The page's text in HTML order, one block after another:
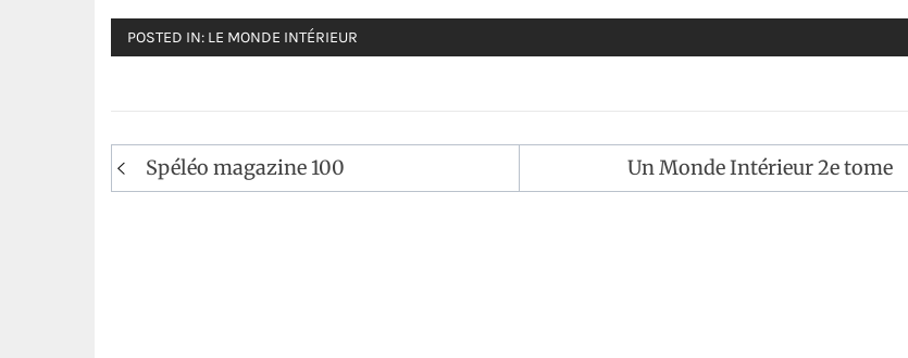
POSTED IN: LE MONDE INTÉRIEUR
Navigation
de
Spéléo magazine 100 Un Monde Intérieur 2e tome